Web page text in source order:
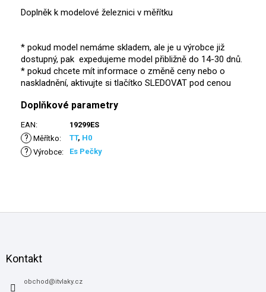
Doplněk k modelové železnici v měřítku
* pokud model nemáme skladem, ale je u výrobce již
dostupný, pak expedujeme model přibližně do 14-30 dnů.
* pokud chcete mít informace o změně ceny nebo o
naskladnění, aktivujte si tlačítko SLEDOVAT pod cenou
Doplňkové parametry
EAN: 19299ES
? Měřítko: TT, H0
? Výrobce: Es Pečky
Kontakt
obchod @itvlaky.cz